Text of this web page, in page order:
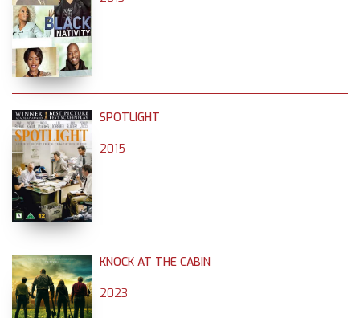
SPOTLIGHT
2015
KNOCK AT THE CABIN
2023